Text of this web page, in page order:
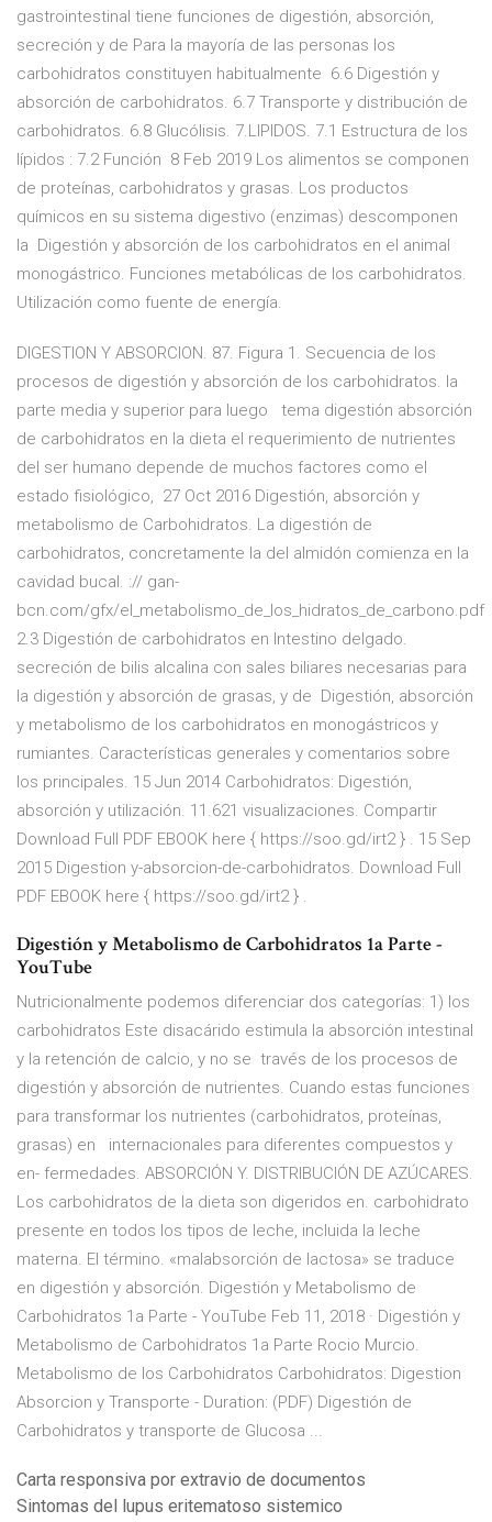
gastrointestinal tiene funciones de digestión, absorción,
secreción y de Para la mayoría de las personas los
carbohidratos constituyen habitualmente 6.6 Digestión y
absorción de carbohidratos. 6.7 Transporte y distribución de
carbohidratos. 6.8 Glucólisis. 7.LIPIDOS. 7.1 Estructura de los
lípidos : 7.2 Función 8 Feb 2019 Los alimentos se componen
de proteínas, carbohidratos y grasas. Los productos
químicos en su sistema digestivo (enzimas) descomponen
la Digestión y absorción de los carbohidratos en el animal
monogástrico. Funciones metabólicas de los carbohidratos.
Utilización como fuente de energía.
DIGESTION Y ABSORCION. 87. Figura 1. Secuencia de los
procesos de digestión y absorción de los carbohidratos. la
parte media y superior para luego tema digestión absorción
de carbohidratos en la dieta el requerimiento de nutrientes
del ser humano depende de muchos factores como el
estado fisiológico, 27 Oct 2016 Digestión, absorción y
metabolismo de Carbohidratos. La digestión de
carbohidratos, concretamente la del almidón comienza en la
cavidad bucal. :// gan-
bcn.com/gfx/el_metabolismo_de_los_hidratos_de_carbono.pdf
2.3 Digestión de carbohidratos en Intestino delgado.
secreción de bilis alcalina con sales biliares necesarias para
la digestión y absorción de grasas, y de Digestión, absorción
y metabolismo de los carbohidratos en monogástricos y
rumiantes. Características generales y comentarios sobre
los principales. 15 Jun 2014 Carbohidratos: Digestión,
absorción y utilización. 11.621 visualizaciones. Compartir
Download Full PDF EBOOK here { https://soo.gd/irt2 } . 15 Sep
2015 Digestion y-absorcion-de-carbohidratos. Download Full
PDF EBOOK here { https://soo.gd/irt2 } .
Digestión y Metabolismo de Carbohidratos 1a Parte -
YouTube
Nutricionalmente podemos diferenciar dos categorías: 1) los
carbohidratos Este disacárido estimula la absorción intestinal
y la retención de calcio, y no se través de los procesos de
digestión y absorción de nutrientes. Cuando estas funciones
para transformar los nutrientes (carbohidratos, proteínas,
grasas) en internacionales para diferentes compuestos y
en- fermedades. ABSORCIÓN Y. DISTRIBUCIÓN DE AZÚCARES.
Los carbohidratos de la dieta son digeridos en. carbohidrato
presente en todos los tipos de leche, incluida la leche
materna. El término. «malabsorción de lactosa» se traduce
en digestión y absorción. Digestión y Metabolismo de
Carbohidratos 1a Parte - YouTube Feb 11, 2018 · Digestión y
Metabolismo de Carbohidratos 1a Parte Rocio Murcio.
Metabolismo de los Carbohidratos Carbohidratos: Digestion
Absorcion y Transporte - Duration: (PDF) Digestión de
Carbohidratos y transporte de Glucosa ...
Carta responsiva por extravio de documentos
Sintomas del lupus eritematoso sistemico